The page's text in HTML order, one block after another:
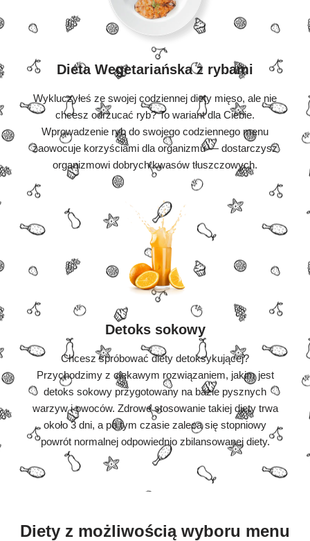
Dieta Wegetariańska z rybami
Wykluczyłeś ze swojej codziennej diety mięso, ale nie
chcesz odrzucać ryb? To wariant dla Ciebie.
Wprowadzenie ryb do swojego codziennego menu
zaowocuje korzyściami dla organizmu — dostarczysz
organizmowi dobrych kwasów tłuszczowych.
Detoks sokowy
Chcesz spróbować diety detoksykującej?
Przychodzimy z ciekawym rozwiązaniem, jakim jest
detoks sokowy przygotowany na bazie pysznych
warzyw i owoców. Zdrowe stosowanie takiej diety trwa
około 3 dni, a po tym czasie zaleca się stopniowy
powrót normalnej odpowiednio zbilansowanej diety.
Diety z możliwością wyboru menu